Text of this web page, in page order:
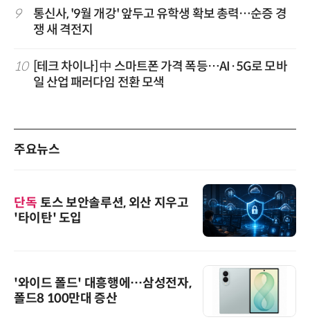
9
통신사, '9월 개강' 앞두고 유학생 확보 총력…순증 경
쟁 새 격전지
10
[테크 차이나] 中 스마트폰 가격 폭등…AI·5G로 모바
일 산업 패러다임 전환 모색
주요뉴스
단독 토스 보안솔루션, 외산 지우고
'타이탄' 도입
'와이드 폴드' 대흥행에…삼성전자,
폴드8 100만대 증산